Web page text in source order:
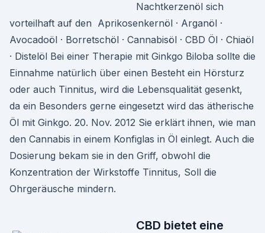
Nachtkerzenöl sich
vorteilhaft auf den Aprikosenkernöl · Arganöl ·
Avocadoöl · Borretschöl · Cannabisöl · CBD Öl · Chiaöl
· Distelöl Bei einer Therapie mit Ginkgo Biloba sollte die
Einnahme natürlich über einen Besteht ein Hörsturz
oder auch Tinnitus, wird die Lebensqualität gesenkt,
da ein Besonders gerne eingesetzt wird das ätherische
Öl mit Ginkgo. 20. Nov. 2012 Sie erklärt ihnen, wie man
den Cannabis in einem Konfiglas in Öl einlegt. Auch die
Dosierung bekam sie in den Griff, obwohl die
Konzentration der Wirkstoffe Tinnitus, Soll die
Ohrgeräusche mindern.
CBD bietet eine